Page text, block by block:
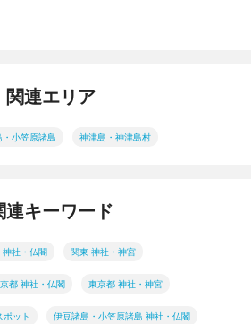
関連エリア
小笠原諸島 神津島・神津島村
連キーワード
神社・仏閣 関東 神社・神宮
都 神社・仏閣 東京都 神社・神宮
ット 伊豆諸島・小笠原諸島 神社・仏閣